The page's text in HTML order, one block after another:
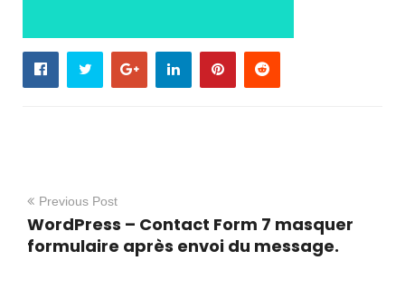
Previous Post
WordPress – Contact Form 7 masquer
formulaire après envoi du message.